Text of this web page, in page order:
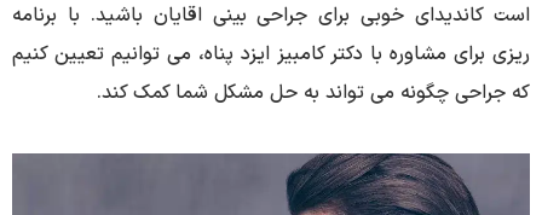
است کاندیدای خوبی برای جراحی بینی اقایان باشید. با برنامه
ریزی برای مشاوره با دکتر کامبیز ایزد پناه، می توانیم تعیین کنیم
که جراحی چگونه می تواند به حل مشکل شما کمک کند.